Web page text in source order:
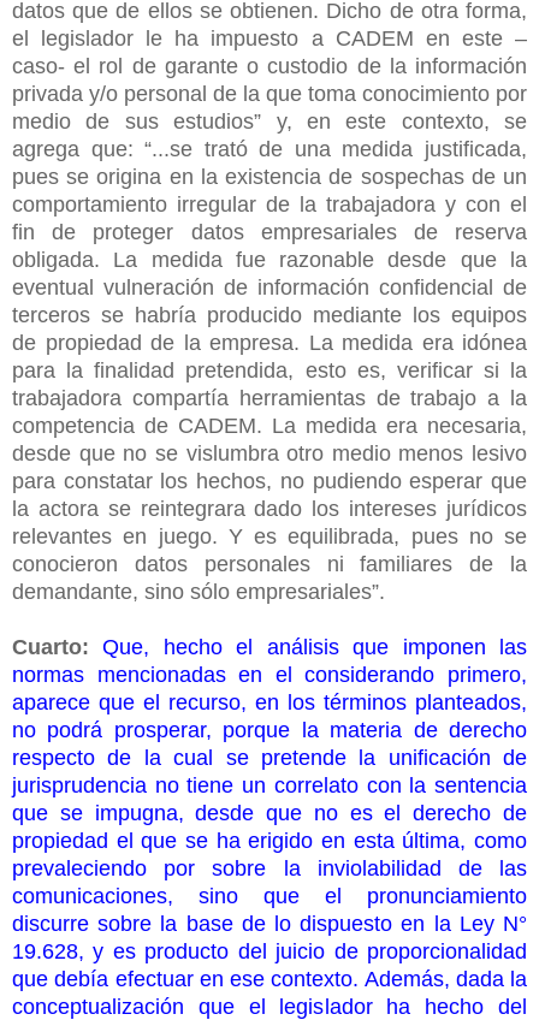
datos que de ellos se obtienen. Dicho de otra forma,
el legislador le ha impuesto a CADEM en este –
caso- el rol de garante o custodio de la información
privada y/o personal de la que toma conocimiento por
medio de sus estudios” y, en este contexto, se
agrega que: “...se trató de una medida justificada,
pues se origina en la existencia de sospechas de un
comportamiento irregular de la trabajadora y con el
fin de proteger datos empresariales de reserva
obligada. La medida fue razonable desde que la
eventual vulneración de información confidencial de
terceros se habría producido mediante los equipos
de propiedad de la empresa. La medida era idónea
para la finalidad pretendida, esto es, verificar si la
trabajadora compartía herramientas de trabajo a la
competencia de CADEM. La medida era necesaria,
desde que no se vislumbra otro medio menos lesivo
para constatar los hechos, no pudiendo esperar que
la actora se reintegrara dado los intereses jurídicos
relevantes en juego. Y es equilibrada, pues no se
conocieron datos personales ni familiares de la
demandante, sino sólo empresariales”.
Cuarto:
Que, hecho el análisis que imponen las
normas mencionadas en el considerando primero,
aparece que el recurso, en los términos planteados,
no podrá prosperar, porque la materia de derecho
respecto de la cual se pretende la unificación de
jurisprudencia no tiene un correlato con la sentencia
que se impugna, desde que no es el derecho de
propiedad el que se ha erigido en esta última, como
prevaleciendo por sobre la inviolabilidad de las
comunicaciones, sino que el pronunciamiento
discurre sobre la base de lo dispuesto en la Ley N°
19.628, y es producto del juicio de proporcionalidad
que debía efectuar en ese contexto. Además, dada la
conceptualización que el legislador ha hecho del